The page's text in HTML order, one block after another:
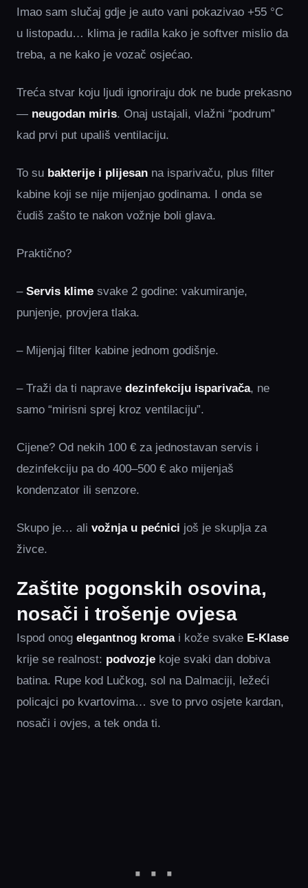
Imao sam slučaj gdje je auto vani pokazivao +55 °C
u listopadu… klima je radila kako je softver mislio da
treba, a ne kako je vozač osjećao.
Treća stvar koju ljudi ignoriraju dok ne bude prekasno
— neugodan miris. Onaj ustajali, vlažni “podrum”
kad prvi put upališ ventilaciju.
To su bakterije i plijesan na isparivaču, plus filter
kabine koji se nije mijenjao godinama. I onda se
čudiš zašto te nakon vožnje boli glava.
Praktično?
– Servis klime svake 2 godine: vakumiranje,
punjenje, provjera tlaka.
– Mijenjaj filter kabine jednom godišnje.
– Traži da ti naprave dezinfekciju isparivača, ne
samo “mirisni sprej kroz ventilaciju”.
Cijene? Od nekih 100 € za jednostavan servis i
dezinfekciju pa do 400–500 € ako mijenjaš
kondenzator ili senzore.
Skupo je… ali vožnja u pećnici još je skuplja za
živce.
Zaštite pogonskih osovina,
nosači i trošenje ovjesa
Ispod onog elegantnog kromai kože svake E‑Klase
krije se realnost: podvozje koje svaki dan dobiva
batina. Rupe kod Lučkog, sol na Dalmaciji, ležeći
policajci po kvartovima… sve to prvo osjete kardan,
nosači i ovjes, a tek onda ti.